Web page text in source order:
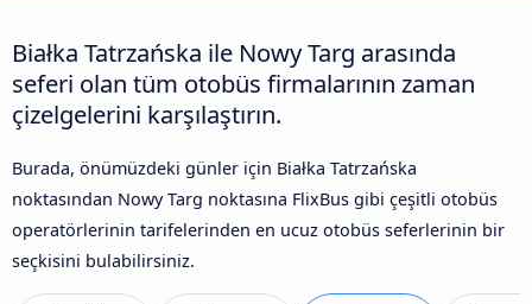
Białka Tatrzańska ile Nowy Targ arasında
seferi olan tüm otobüs firmalarının zaman
çizelgelerini karşılaştırın.
Burada, önümüzdeki günler için Białka Tatrzańska
noktasından Nowy Targ noktasına FlixBus gibi çeşitli otobüs
operatörlerinin tarifelerinden en ucuz otobüs seferlerinin bir
seçkisini bulabilirsiniz.